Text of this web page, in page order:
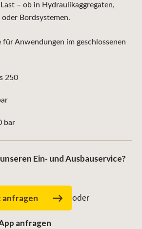
– ob in Hydraulikaggregaten,
Bordsystemen.
für Anwendungen im geschlossenen
250
bar
Ein- und Ausbauservice?
oder
anfragen